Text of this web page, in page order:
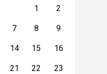
1 2
7 8 9
14 15 16
21 22 23